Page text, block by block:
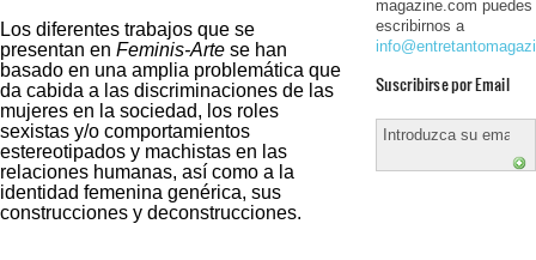
Los diferentes trabajos que se
presentan en Feminis-Arte se han
basado en una amplia problemática que
da cabida a las discriminaciones de las
mujeres en la sociedad, los roles
sexistas y/o comportamientos
estereotipados y machistas en las
relaciones humanas, así como a la
identidad femenina genérica, sus
construcciones y deconstrucciones.
magazine.com puedes
escribirnos a
Suscribirse por Email